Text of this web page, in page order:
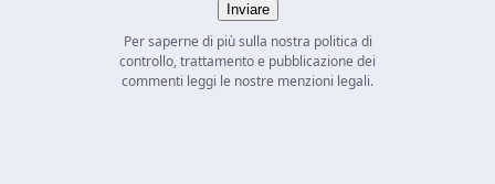
Inviare
Per saperne di più sulla nostra politica di
controllo, trattamento e pubblicazione dei
commenti leggi le nostre menzioni legali.